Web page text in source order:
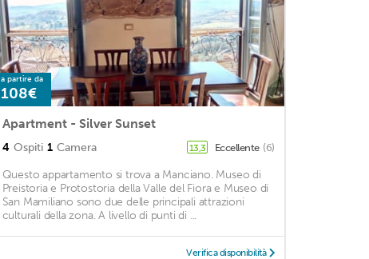
a partire da
108€
Apartment - Silver Sunset
4 Ospiti 1 Camera 13,3 Eccellente (6)
Questo appartamento si trova a Manciano. Museo di
Preistoria e Protostoria della Valle del Fiora e Museo di
San Mamiliano sono due delle principali attrazioni
culturali della zona. A livello di punti di ...
Verifica disponibilità